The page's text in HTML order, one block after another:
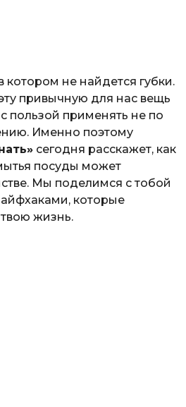
котором не найдется губки.
привычную для нас вещь
пользой применять не по
Именно поэтому
сегодня расскажет, как
посуды может
Мы поделимся с тобой
которые
жизнь.